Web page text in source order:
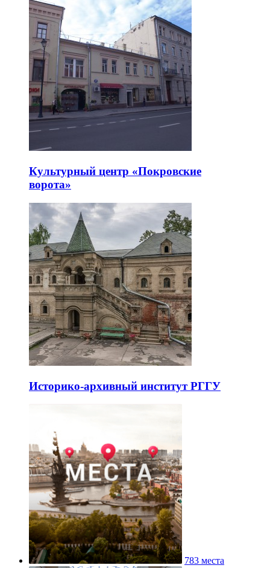
Культурный центр «Покровские
ворота»
Историко-архивный институт РГГУ
783 места